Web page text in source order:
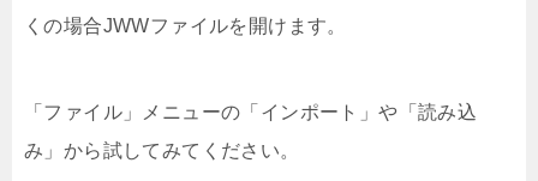
くの場合JWWファイルを開けます。
「ファイル」メニューの「インポート」や「読み込
み」から試してみてください。